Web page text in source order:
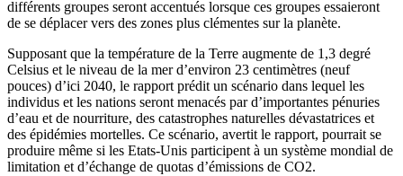
différents groupes seront accentués lorsque ces groupes essaieront
de se déplacer vers des zones plus clémentes sur la planète.
Supposant que la température de la Terre augmente de 1,3 degré
Celsius et le niveau de la mer d’environ 23 centimètres (neuf
pouces) d’ici 2040, le rapport prédit un scénario dans lequel les
individus et les nations seront menacés par d’importantes pénuries
d’eau et de nourriture, des catastrophes naturelles dévastatrices et
des épidémies mortelles. Ce scénario, avertit le rapport, pourrait se
produire même si les Etats-Unis participent à un système mondial de
limitation et d’échange de quotas d’émissions de CO2.